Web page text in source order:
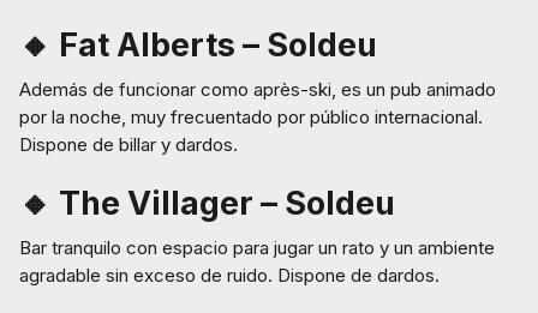
🔸 Fat Alberts – Soldeu
Además de funcionar como après-ski, es un pub animado
por la noche, muy frecuentado por público internacional.
Dispone de billar y dardos.
🔸 The Villager – Soldeu
Bar tranquilo con espacio para jugar un rato y un ambiente
agradable sin exceso de ruido. Dispone de dardos.